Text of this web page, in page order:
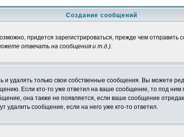
Создание сообщений
придется зарегистрироваться, прежде чем
отвечать на сообщения и т.д.).
удалять только свои собственные сообщения. Вы можете
Если кто-то уже ответил на ваше сообщение, то под
она также не появляется, если ваше сообщение
удалить сообщение, если на него уже кто-то ответил.